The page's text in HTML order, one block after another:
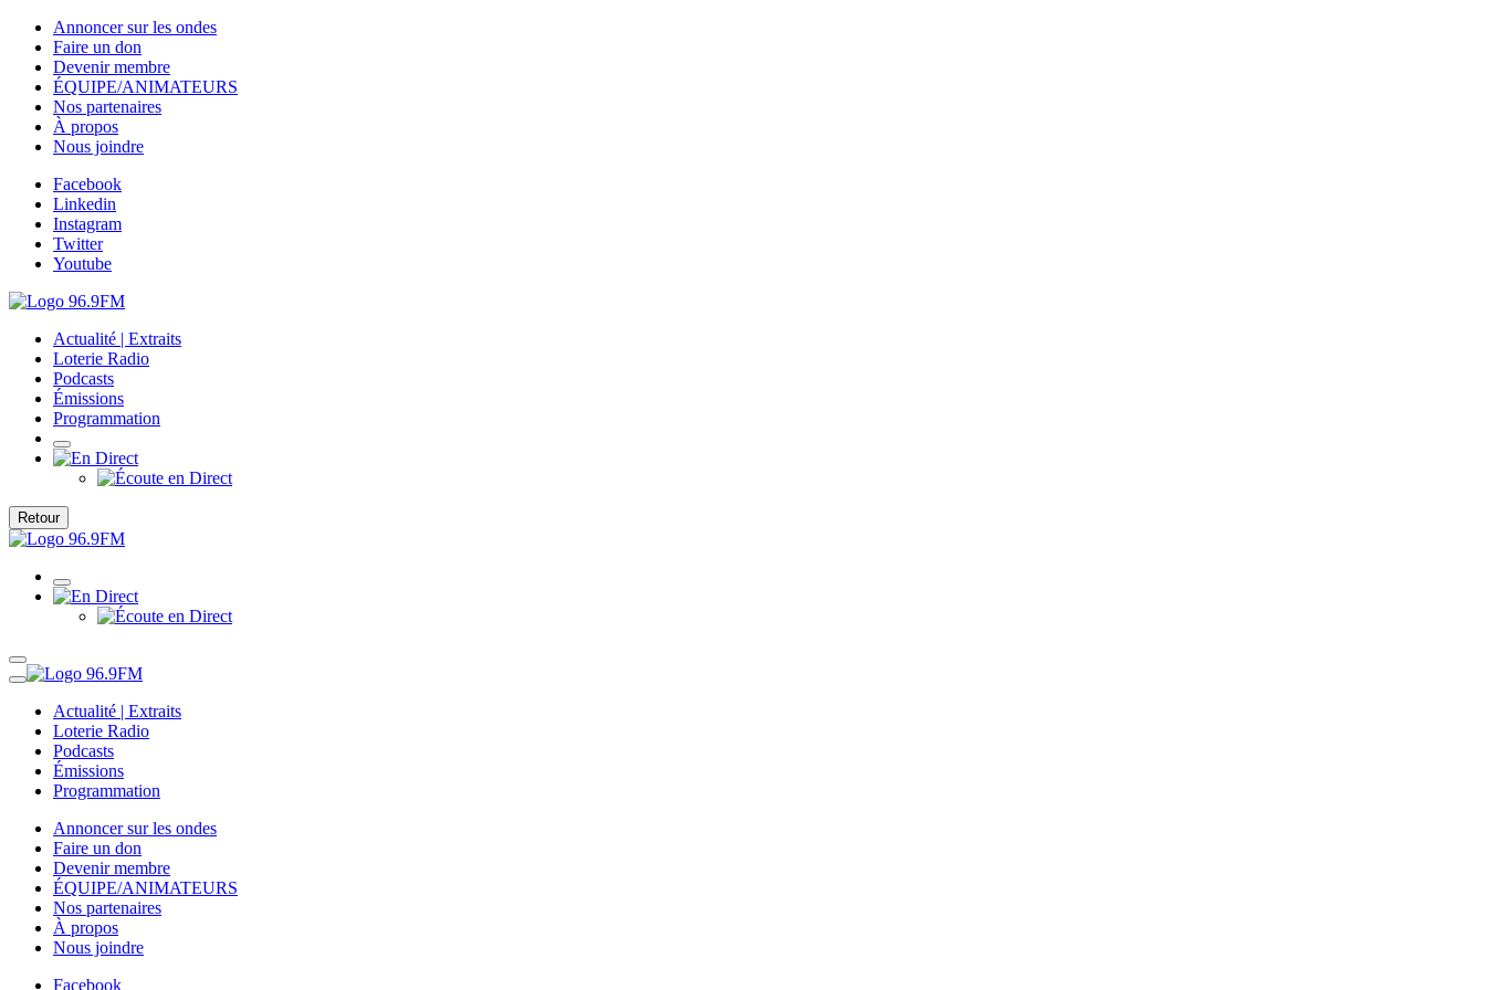
Annoncer sur les ondes
Faire un don
Devenir membre
ÉQUIPE/ANIMATEURS
Nos partenaires
À propos
Nous joindre
Facebook
Linkedin
Instagram
Twitter
Youtube
Actualité | Extraits
Loterie Radio
Podcasts
Émissions
Programmation
Retour
Actualité | Extraits
Loterie Radio
Podcasts
Émissions
Programmation
Annoncer sur les ondes
Faire un don
Devenir membre
ÉQUIPE/ANIMATEURS
Nos partenaires
À propos
Nous joindre
Facebook